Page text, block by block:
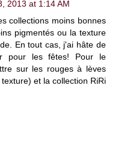
2013 at 1:14 AM
collections moins bonnes
pigmentés ou la texture
En tout cas, j'ai hâte de
pour les fêtes! Pour le
sur les rouges à lèves
et la collection RiRi